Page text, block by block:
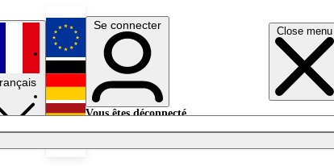
Close menu
English
Deutsch
Se connecter
Vous êtes déconnecté.